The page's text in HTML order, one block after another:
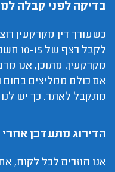
בדיקה לפני קבלה
כשעורך דין מקרקעין
לקבל
אם כולם ממליצים בחום
מתקבל לאתר. כך יש לנו
הדירוג מתעדכן
אנו חוזרים לכל לקוח,